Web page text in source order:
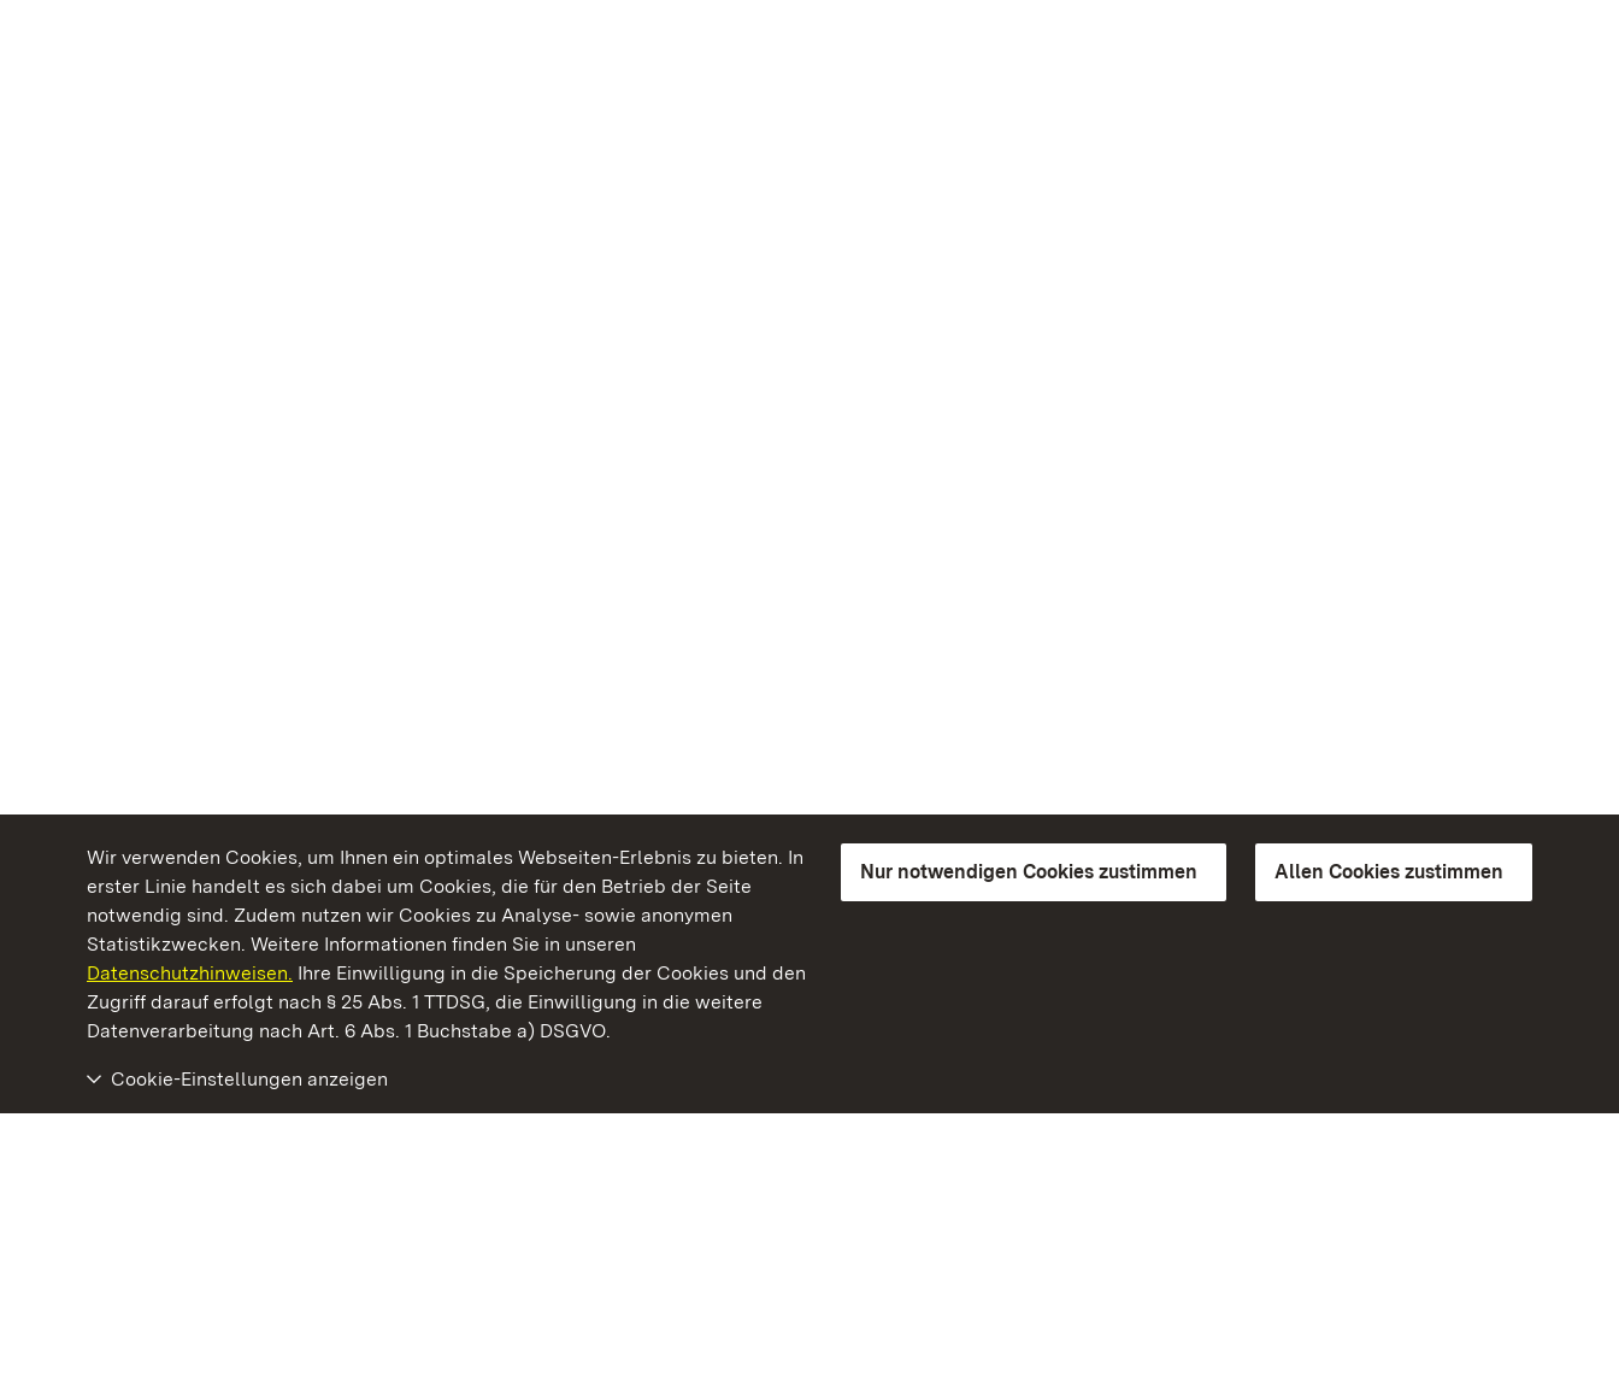
Wir verwenden Cookies, um Ihnen ein optimales Webseiten-Erlebnis zu bieten. In
erster Linie handelt es sich dabei um Cookies, die für den Betrieb der Seite
notwendig sind. Zudem nutzen wir Cookies zu Analyse- sowie anonymen
Statistikzwecken. Weitere Informationen finden Sie in unseren
Datenschutzhinweisen. Ihre Einwilligung in die Speicherung der Cookies und den
Zugriff darauf erfolgt nach § 25 Abs. 1 TTDSG, die Einwilligung in die weitere
Datenverarbeitung nach Art. 6 Abs. 1 Buchstabe a) DSGVO.
Nur notwendigen Cookies zustimmen Allen Cookies zustimmen
Cookie-Einstellungen anzeigen
Kommen. Staunen. Genießen.